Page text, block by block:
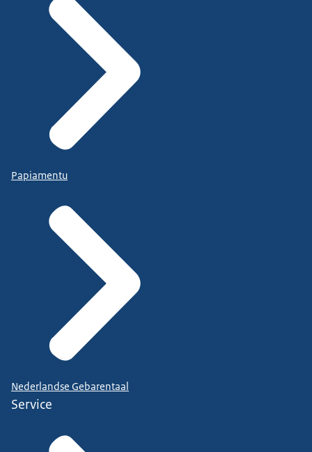
Papiamentu
Nederlandse Gebarentaal
Service